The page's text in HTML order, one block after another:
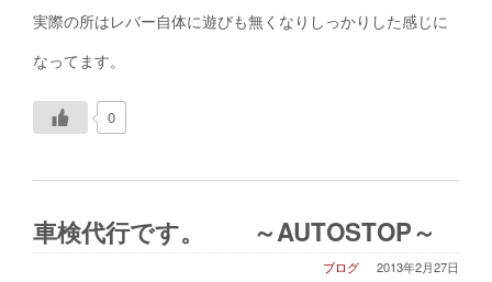
実際の所はレバー自体に遊びも無くなりしっかりした感じに
なってます。
0
車検代行です。 ～AUTOSTOP～
2013年2月27日
ブログ